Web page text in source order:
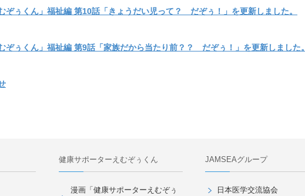
ぞぅくん」福祉編 第10話「きょうだい児って？ だぞぅ！」を更新しました。
ぞぅくん」福祉編 第9話「家族だから当たり前？？ だぞぅ！」を更新しました。
健康サポーターえむぞぅくん
漫画「健康サポーターえむぞぅ
JAMSEAグループ
日本医学交流協会